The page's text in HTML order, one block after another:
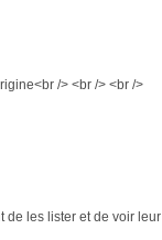
/> <br /> <br />
de les lister et de voir leur